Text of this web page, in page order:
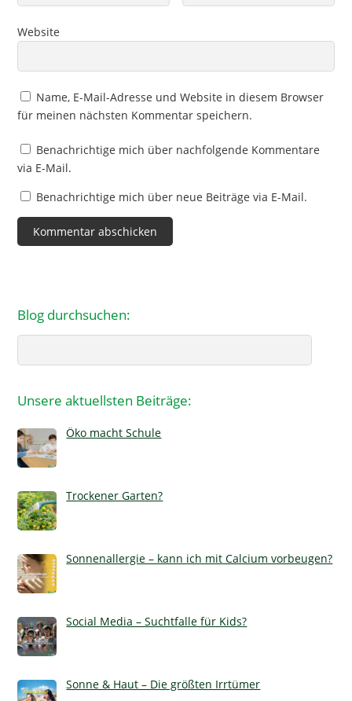
Website
Name, E-Mail-Adresse und Website in diesem Browser
für meinen nächsten Kommentar speichern.
Benachrichtige mich über nachfolgende Kommentare
via E-Mail.
Benachrichtige mich über neue Beiträge via E-Mail.
Blog durchsuchen:
Unsere aktuellsten Beiträge:
Öko macht Schule
Trockener Garten?
Sonnenallergie – kann ich mit Calcium vorbeugen?
Social Media – Suchtfalle für Kids?
Sonne & Haut – Die größten Irrtümer